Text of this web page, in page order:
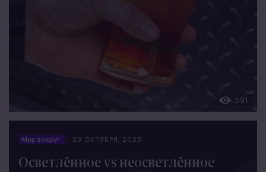
591
Мир вокруг 23 ОКТЯБРЯ, 2025
Осветлённое vs неосветлённое